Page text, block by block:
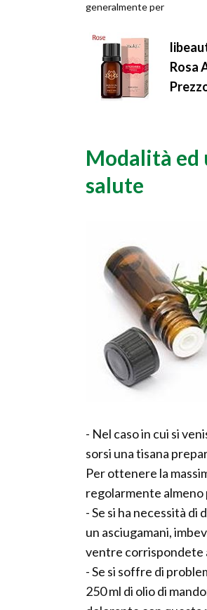
generalmente per
vapore, utilizzand...
Rosa
Modalità ed
salute
- Nel caso in cui si
sorsi una tisana
Per ottenere la
regolarmente almeno
- Se si ha necessità
un asciugamani,
ventre corrispondete
- Se si soffre di
250 ml di olio di